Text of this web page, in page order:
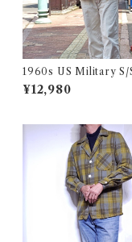
1960s US Military
on Poplin Shirt / 60年
AF USN ARMY コッ
¥12,980